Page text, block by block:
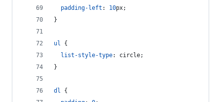
padding-left : 10px;
}
ul {
list-style-type:
circle;
}
dl {